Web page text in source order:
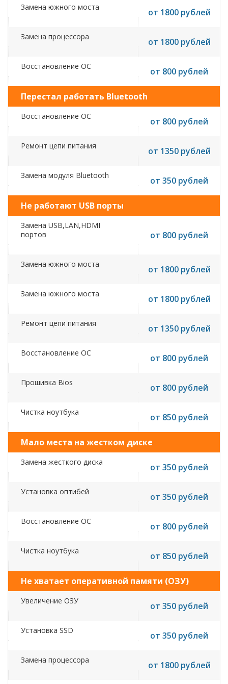
Замена южного моста от 1800 рублей
Замена процессора от 1800 рублей
Восстановление ОС от 800 рублей
Перестал работать Bluetooth
Восстановление ОС от 800 рублей
Ремонт цепи питания от 1350 рублей
Замена модуля Bluetooth от 350 рублей
Не работают USB порты
Замена USB,LAN,HDMI
портов
от 800 рублей
Замена южного моста от 1800 рублей
Замена южного моста от 1800 рублей
Ремонт цепи питания от 1350 рублей
Восстановление ОС от 800 рублей
Прошивка Bios от 800 рублей
Чистка ноутбука от 850 рублей
Мало места на жестком диске
Замена жесткого диска от 350 рублей
Установка оптибей от 350 рублей
Восстановление ОС от 800 рублей
Чистка ноутбука от 850 рублей
Не хватает оперативной памяти (ОЗУ)
Увеличение ОЗУ от 350 рублей
Установка SSD от 350 рублей
Замена процессора от 1800 рублей